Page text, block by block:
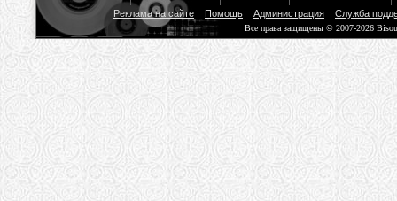
Реклама на сайте
Помощь Администрация Служба
Все права защищены © 2007-2026